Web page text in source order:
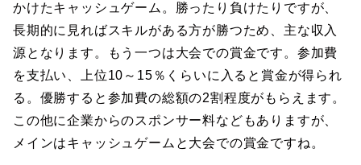
かけたキャッシュゲーム。勝ったり負けたりですが、
長期的に見ればスキルがある方が勝つため、主な収入
源となります。もう一つは大会での賞金です。参加費
を支払い、上位10～15％くらいに入ると賞金が得られ
る。優勝すると参加費の総額の2割程度がもらえます。
この他に企業からのスポンサー料などもありますが、
メインはキャッシュゲームと大会での賞金ですね。